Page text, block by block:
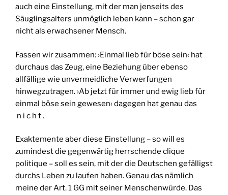
auch eine Einstellung, mit der man jenseits des
Säuglingsalters unmöglich leben kann – schon gar
nicht als erwachsener Mensch.
Fassen wir zusammen: ›Einmal lieb für böse sein‹ hat
durchaus das Zeug, eine Beziehung über ebenso
allfällige wie unvermeidliche Verwerfungen
hinwegzutragen. ›Ab jetzt für immer und ewig lieb für
einmal böse sein gewesen‹ dagegen hat genau das
n i c h t .
Exaktemente aber diese Einstellung – so will es
zumindest die gegenwärtig herrschende clique
politique – soll es sein, mit der die Deutschen gefälligst
durchs Leben zu laufen haben. Genau das nämlich
meine der Art. 1 GG mit seiner Menschenwürde. Das